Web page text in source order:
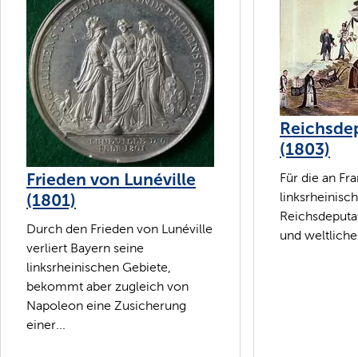
Frieden von Lunéville
(1801)
Durch den Frieden von Lunéville
verliert Bayern seine
linksrheinischen Gebiete,
bekommt aber zugleich von
Napoleon eine Zusicherung
einer...
(1803)
Für die an
und